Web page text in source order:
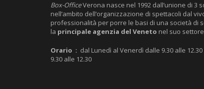
Box-OfficeVerona nasce nel 1992 dall’unione di 3
nell’ambito dell’organizzazione di spettacoli dal
professionalità per porre le basi di una società di
la principale agenzia del Veneto nel suo
Orario : dal Lunedì al Venerdì dalle 9.30 alle
9.30 alle 12.30